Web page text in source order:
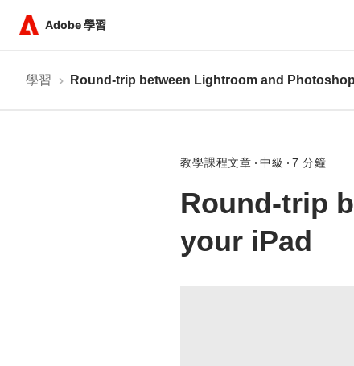
Adobe 學習
學習 Round-trip between Lightroom and
教學課程文章 中級 7 分鐘
Round-trip
your iPad